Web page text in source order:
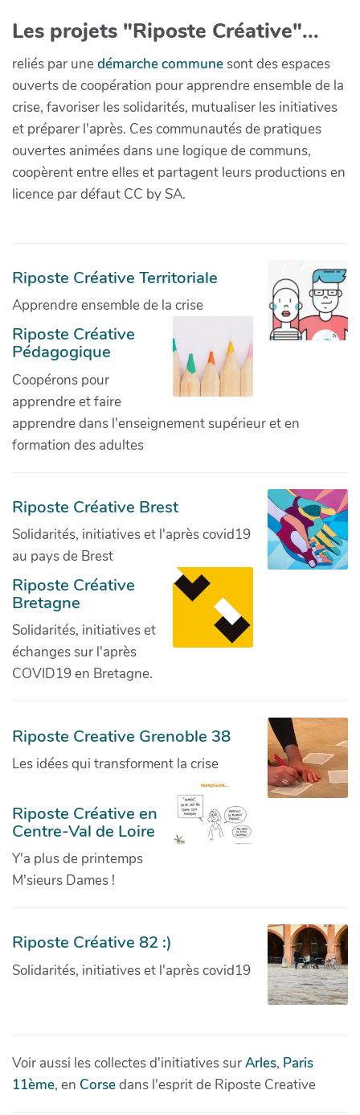
Les projets "Riposte Créative"...
reliés par unedémarche communesont des espaces
ouverts de coopération pour apprendre ensemble de la
crise, favoriser les solidarités, mutualiser les initiatives
et préparer l'après. Ces communautés de pratiques
ouvertes animées dans une logique de communs,
coopèrent entre elles et partagent leurs productions en
licence par défaut CC by SA.
Riposte Créative Territoriale
Apprendre ensemble de la crise
Riposte Créative
Pédagogique
Coopérons pour
apprendre et faire
apprendre dans l'enseignement supérieur et en
formation des adultes
Riposte Créative Brest
Solidarités, initiatives et l'après covid19
au pays de Brest
Riposte Créative
Bretagne
Solidarités, initiatives et
échanges sur l'après
COVID19 en Bretagne.
Riposte Creative Grenoble 38
Les idées qui transforment la crise
Riposte Créative en
Centre-Val de Loire
Y'a plus de printemps
M'sieurs Dames !
Riposte Créative 82 :)
Solidarités, initiatives et l'après covid19
Voir aussi les collectes d'initiatives surArles, Paris
11ème, en Corsedans l'esprit de Riposte Creative